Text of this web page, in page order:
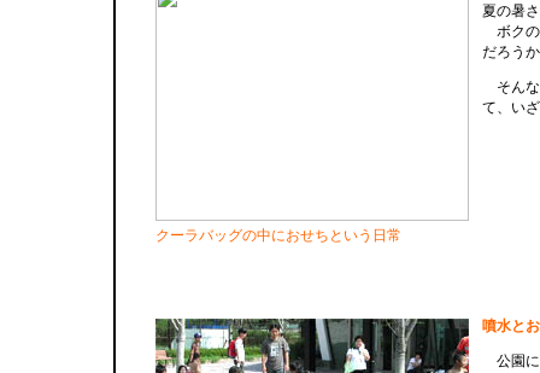
クーラバッグの中におせちという日常
夏の暑
ボクの
だろう
そんな
て、い
噴水と
公園に